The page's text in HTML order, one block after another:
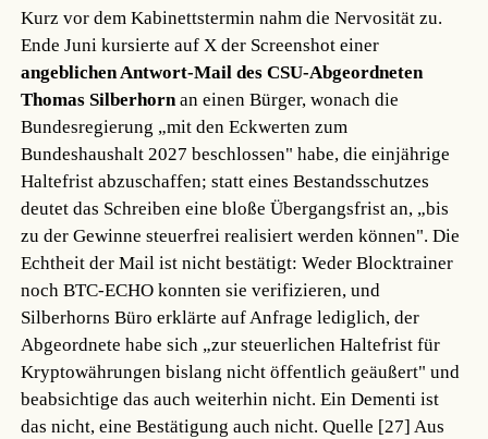
Kurz vor dem Kabinettstermin nahm die Nervosität zu.
Ende Juni kursierte auf X der Screenshot einer
angeblichen Antwort-Mail des CSU-Abgeordneten
Thomas Silberhornan einen Bürger, wonach die
Bundesregierung „mit den Eckwerten zum
Bundeshaushalt 2027 beschlossen" habe, die einjährige
Haltefrist abzuschaffen; statt eines Bestandsschutzes
deutet das Schreiben eine bloße Übergangsfrist an, „bis
zu der Gewinne steuerfrei realisiert werden können". Die
Echtheit der Mail ist nicht bestätigt: Weder Blocktrainer
noch BTC-ECHO konnten sie verifizieren, und
Silberhorns Büro erklärte auf Anfrage lediglich, der
Abgeordnete habe sich „zur steuerlichen Haltefrist für
Kryptowährungen bislang nicht öffentlich geäußert" und
beabsichtige das auch weiterhin nicht. Ein Dementi ist
das nicht, eine Bestätigung auch nicht.Quelle [27] Aus